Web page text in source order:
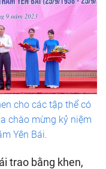
cho các tập thể có
chào mừng kỷ niệm
Yên Bái.
trao bằng khen,